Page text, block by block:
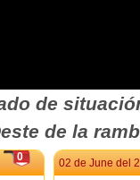
de
de la
0 02 de June del